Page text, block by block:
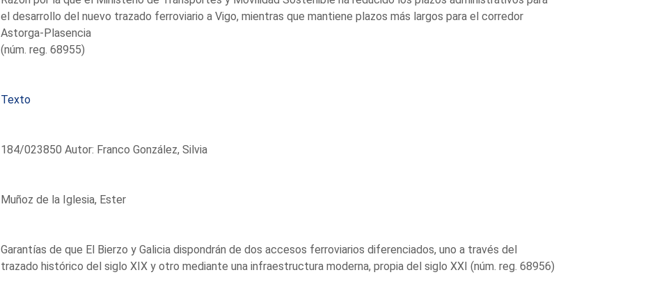
el desarrollo del nuevo trazado ferroviario a Vigo, mientras que mantiene plazos más largos para el corredor
Astorga-Plasencia
(núm. reg. 68955)
Texto
184/023850 Autor: Franco González, Silvia
Muñoz de la Iglesia, Ester
Garantías de que El Bierzo y Galicia dispondrán de dos accesos ferroviarios diferenciados, uno a través del
trazado histórico del siglo XIX y otro mediante una infraestructura moderna, propia del siglo XXI (núm. reg. 68956)